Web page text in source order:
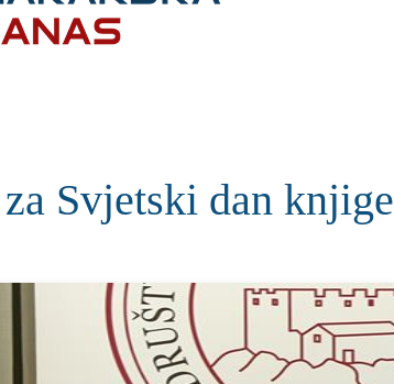
Svjetski dan knjige